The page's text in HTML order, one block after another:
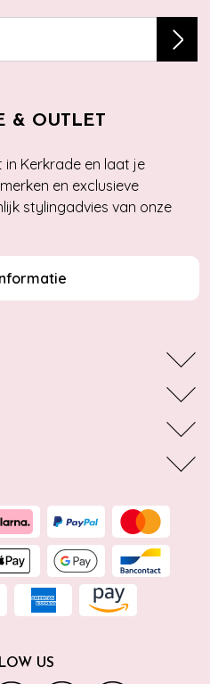
& OUTLET
in Kerkrade en laat je
en exclusieve
stylingadvies van onze
US